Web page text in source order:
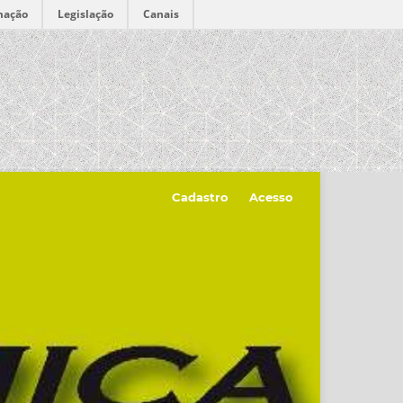
Legislação Canais
Cadastro Acesso